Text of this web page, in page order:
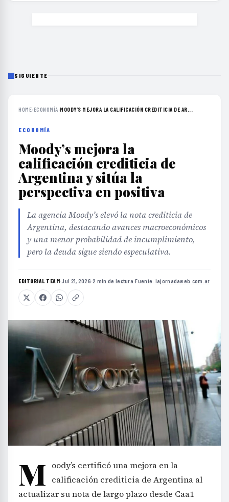
SIGUIENTE
HOME›ECONOMÍA›MOODY’S MEJORA LA CALIFICACIÓN CREDITICIA DE AR...
ECONOMÍA
Moody’s mejora la
calificación crediticia de
Argentina y sitúa la
perspectiva en positiva
La agencia Moody’s elevó la nota crediticia de
Argentina, destacando avances macroeconómicos
y una menor probabilidad de incumplimiento,
pero la deuda sigue siendo especulativa.
EDITORIAL TEAM·Jul 21, 2026·2 min de lectura·Fuente: lajornadaweb.com.ar
M oody’s certificó una mejora en la
calificación crediticia de Argentina al
actualizar su nota de largo plazo desde Caa1